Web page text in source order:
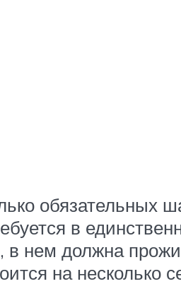
обязательных
в
нем должна
на несколько